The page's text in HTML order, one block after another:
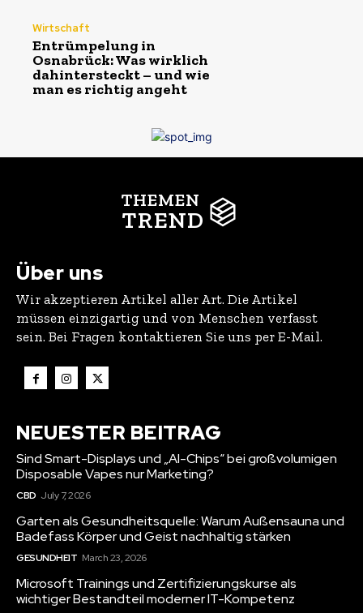
Wirtschaft
Entrümpelung in
Osnabrück: Was wirklich
dahintersteckt – und wie
man es richtig angeht
THEMEN
TREND
Über uns
Wir akzeptieren Artikel aller Art. Die Artikel
müssen einzigartig und von Menschen verfasst
sein. Bei Fragen kontaktieren Sie uns per E-Mail.
NEUESTER BEITRAG
Sind Smart-Displays und „AI-Chips“ bei großvolumigen
Disposable Vapes nur Marketing?
CBD July 7, 2026
Garten als Gesundheitsquelle: Warum Außensauna und
Badefass Körper und Geist nachhaltig stärken
GESUNDHEIT March 23, 2026
Microsoft Trainings und Zertifizierungskurse als
wichtiger Bestandteil moderner IT-Kompetenz